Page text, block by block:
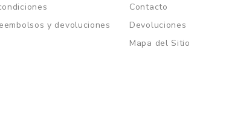
y devoluciones
Contacto
Devoluciones
Mapa del Sitio